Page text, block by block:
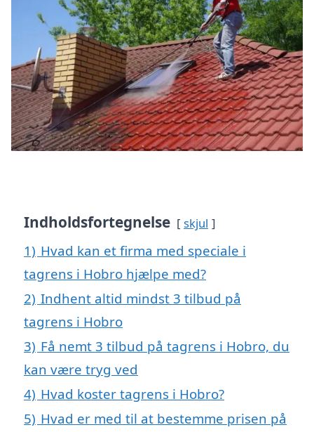
Indholdsfortegnelse skjul
1) Hvad kan et firma med speciale i
tagrens i Hobro hjælpe med?
2) Indhent altid mindst 3 tilbud på
tagrens i Hobro
3) Få nemt 3 tilbud på tagrens i Hobro, du
kan være tryg ved
4) Hvad koster tagrens i Hobro?
5) Hvad er med til at bestemme prisen på